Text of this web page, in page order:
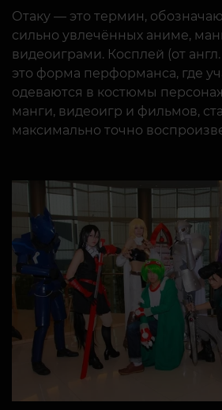
Отаку — это термин,
сильно увлечённых аниме,
видеоиграми. Косплей (от
это форма перформанса, где
одеваются в костюмы
манги, видеоигр и фильмов,
максимально точно